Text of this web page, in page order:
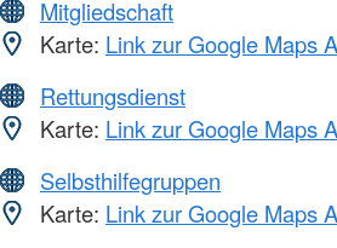
Mitgliedschaft
Karte: Link zur Google Maps
Rettungsdienst
Karte: Link zur Google Maps
Selbsthilfegruppen
Karte: Link zur Google Maps